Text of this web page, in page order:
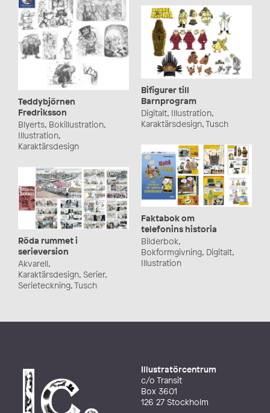
Teddybjörnen
Fredriksson
Blyerts, Bokillustration,
Illustration,
Karaktärsdesign
Bifigurer till
Barnprogram
Digitalt, Illustration,
Karaktärsdesign, Tusch
Faktabok om
telefonins historia
Bilderbok,
Bokformgivning, Digitalt,
Illustration
Röda rummet i
serieversion
Akvarell,
Karaktärsdesign, Serier,
Serieteckning, Tusch
Illustratörcentrum
c/o Transit
Box 3601
126 27 Stockholm